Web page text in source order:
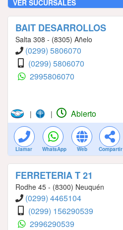
VER SUCURSALES
BAIT DESARROLLOS
Salta 308 - (8305) Añelo
(0299) 5806070
(0299) 5806070
2995806070
| | Abierto
Llamar WhatsApp Web Compartir
FERRETERIA T 21
Rodhe 45 - (8300) Neuquén
(0299) 4465104
(0299) 156290539
2996290539